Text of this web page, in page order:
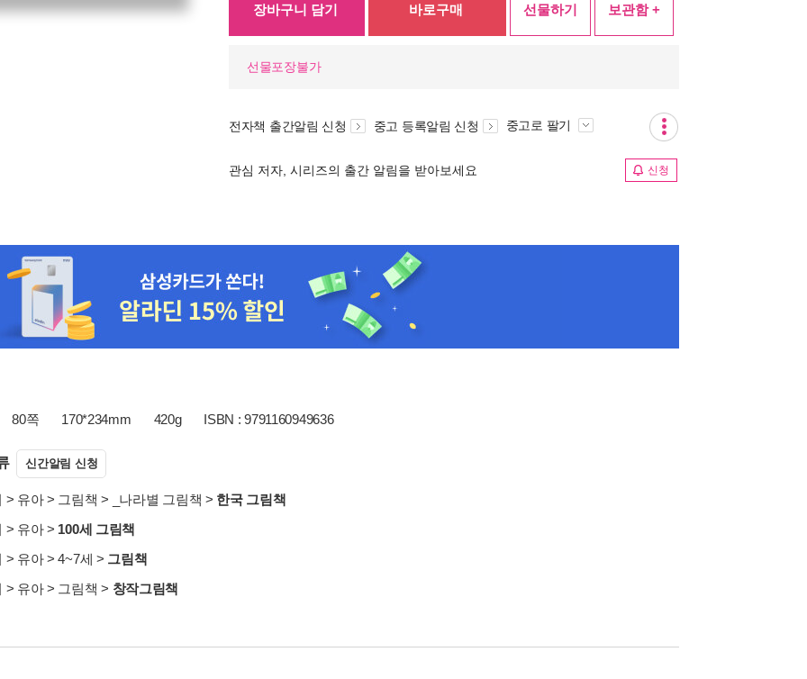
장바구니 담기 바로구매 선물하기 보관함 +
선물포장불가
전자책 출간알림 신청 중고 등록알림 신청 중고로 팔기
관심 저자, 시리즈의 출간 알림을 받아보세요 신청
80쪽 170*234mm 420g ISBN : 9791160949636
신간알림 신청
> 유아> 그림책 > _나라별 그림책 > 한국 그림책
> 유아> 100세 그림책
> 유아>4~7세 > 그림책
> 유아> 그림책 > 창작그림책